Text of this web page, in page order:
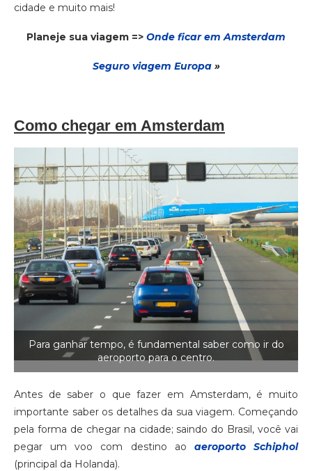
cidade e muito mais!
Planeje sua viagem => Onde ficar em Amsterdam
Seguro viagem Europa »
Como chegar em Amsterdam
Para ganhar tempo, é fundamental saber como ir do
aeroporto para o centro.
Antes de saber o que fazer em Amsterdam, é muito
importante saber os detalhes da sua viagem. Começando
pela forma de chegar na cidade; saindo do Brasil, você vai
pegar um voo com destino ao aeroporto Schiphol
(principal da Holanda).